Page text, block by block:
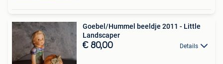
Goebel/Hummel beeldje 2011 - Little
Landscaper
€ 80,00 Details